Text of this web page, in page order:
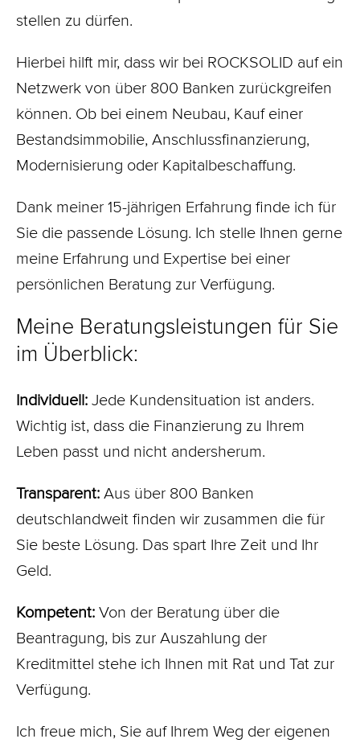
stellen zu dürfen.
Hierbei hilft mir, dass wir bei ROCKSOLID auf ein
Netzwerk von über 800 Banken zurückgreifen
können. Ob bei einem Neubau, Kauf einer
Bestandsimmobilie, Anschlussfinanzierung,
Modernisierung oder Kapitalbeschaffung.
Dank meiner 15-jährigen Erfahrung finde ich für
Sie die passende Lösung. Ich stelle Ihnen gerne
meine Erfahrung und Expertise bei einer
persönlichen Beratung zur Verfügung.
Meine Beratungsleistungen für Sie
im Überblick:
Individuell:Jede Kundensituation ist anders.
Wichtig ist, dass die Finanzierung zu Ihrem
Leben passt und nicht andersherum.
Transparent:Aus über 800 Banken
deutschlandweit finden wir zusammen die für
Sie beste Lösung. Das spart Ihre Zeit und Ihr
Geld.
Kompetent:Von der Beratung über die
Beantragung, bis zur Auszahlung der
Kreditmittel stehe ich Ihnen mit Rat und Tat zur
Verfügung.
Ich freue mich, Sie auf Ihrem Weg der eigenen